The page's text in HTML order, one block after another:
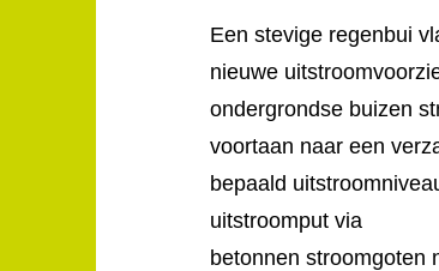
Een stevige regenbui
nieuwe
ondergrondse buizen
voortaan naar een
bepaald
uitstroomput via
betonnen stroomgoten